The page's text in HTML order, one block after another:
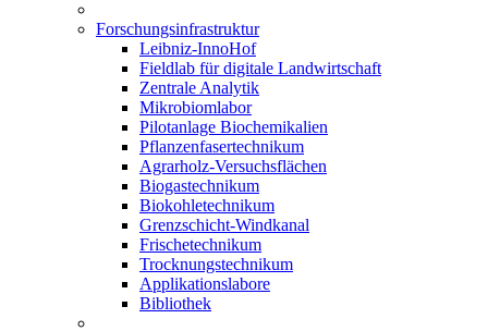
Forschungsinfrastruktur
Leibniz-InnoHof
Fieldlab für digitale Landwirtschaft
Zentrale Analytik
Mikrobiomlabor
Pilotanlage Biochemikalien
Pflanzenfasertechnikum
Agrarholz-Versuchsflächen
Biogastechnikum
Biokohletechnikum
Grenzschicht-Windkanal
Frischetechnikum
Trocknungstechnikum
Applikationslabore
Bibliothek